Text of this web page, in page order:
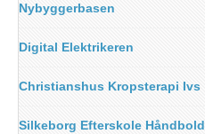
Nybyggerbasen
Digital Elektrikeren
Christianshus Kropsterapi Ivs
Silkeborg Efterskole Håndbold